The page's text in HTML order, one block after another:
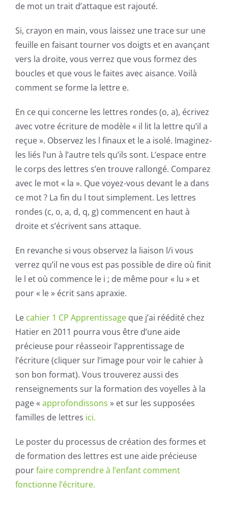
de mot un trait d’attaque est rajouté.
Si, crayon en main, vous laissez une trace sur une
feuille en faisant tourner vos doigts et en avançant
vers la droite, vous verrez que vous formez des
boucles et que vous le faites avec aisance. Voilà
comment se forme la lettre e.
En ce qui concerne les lettres rondes (o, a), écrivez
avec votre écriture de modèle « il lit la lettre qu’il a
reçue ». Observez les l finaux et le a isolé. Imaginez-
les liés l’un à l’autre tels qu’ils sont. L’espace entre
le corps des lettres s’en trouve rallongé. Comparez
avec le mot « la ». Que voyez-vous devant le a dans
ce mot ? La fin du l tout simplement. Les lettres
rondes (c, o, a, d, q, g) commencent en haut à
droite et s’écrivent sans attaque.
En revanche si vous observez la liaison l/i vous
verrez qu’il ne vous est pas possible de dire où finit
le l et où commence le i ; de même pour « lu » et
pour « le » écrit sans apraxie.
Le cahier 1 CP Apprentissage que j’ai réédité chez
Hatier en 2011 pourra vous être d’une aide
précieuse pour réasseoir l’apprentissage de
l’écriture (cliquer sur l’image pour voir le cahier à
son bon format). Vous trouverez aussi des
renseignements sur la formation des voyelles à la
page « approfondissons » et sur les supposées
familles de lettres ici.
Le poster du processus de création des formes et
de formation des lettres est une aide précieuse
pourfaire comprendre à l’enfant comment
fonctionne l’écriture.